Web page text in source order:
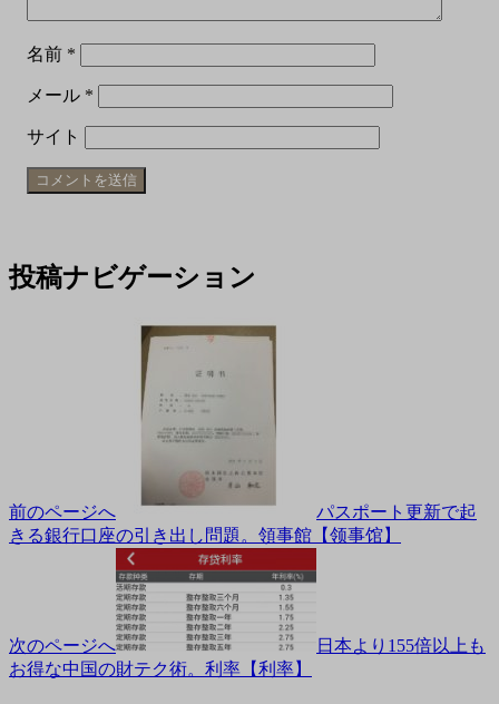
名前 *
メール *
サイト
投稿ナビゲーション
前のページへ
パスポート更新で起
きる銀行口座の引き出し問題。領事館【领事馆】
次のページへ
日本より155倍以上も
お得な中国の財テク術。利率【利率】